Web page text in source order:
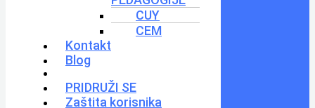
CUY
CEM
Kontakt
Blog
PRIDRUŽI SE
Zaštita korisnika